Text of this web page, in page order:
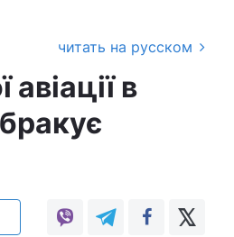
читать на русском
в